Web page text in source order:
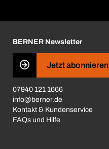
Aktionsübersicht
Business Conduct
BERNER Newsletter
Jetzt abonnieren
07940 121 1666
info@berner.de
Kontakt & Kundenservice
FAQs und Hilfe